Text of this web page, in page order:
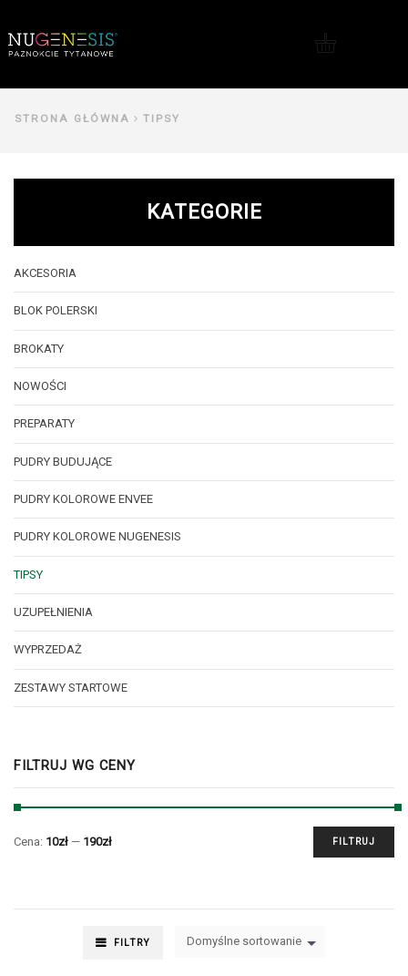
STRONA GŁÓWNA TIPSY
FILTRY Domyślne sortowanie
KATEGORIE
AKCESORIA
BLOK POLERSKI
BROKATY
NOWOŚCI
PREPARATY
PUDRY BUDUJĄCE
PUDRY KOLOROWE ENVEE
PUDRY KOLOROWE NUGENESIS
TIPSY
UZUPEŁNIENIA
WYPRZEDAŻ
ZESTAWY STARTOWE
FILTRUJ WG CENY
FILTRUJ
Cena: 10zł — 190zł